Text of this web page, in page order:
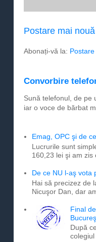
Postare mai nouă
Abonați-vă la:
Convorbire
Sună telefonul, de pe
iar o voce de bărbat
Emag, OPC şi de
Lucrurile sunt
160,23 lei şi am
De ce NU l-aş vota
Hai să precizez de
Nicuşor Dan, dar
Final
După